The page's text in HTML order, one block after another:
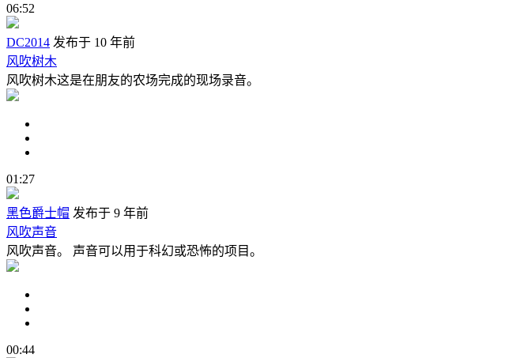
06:52
DC2014 发布于 10 年前
风吹树木
风吹树木这是在朋友的农场完成的现场录音。
01:27
黑色爵士帽 发布于 9 年前
风吹声音
风吹声音。 声音可以用于科幻或恐怖的项目。
00:44